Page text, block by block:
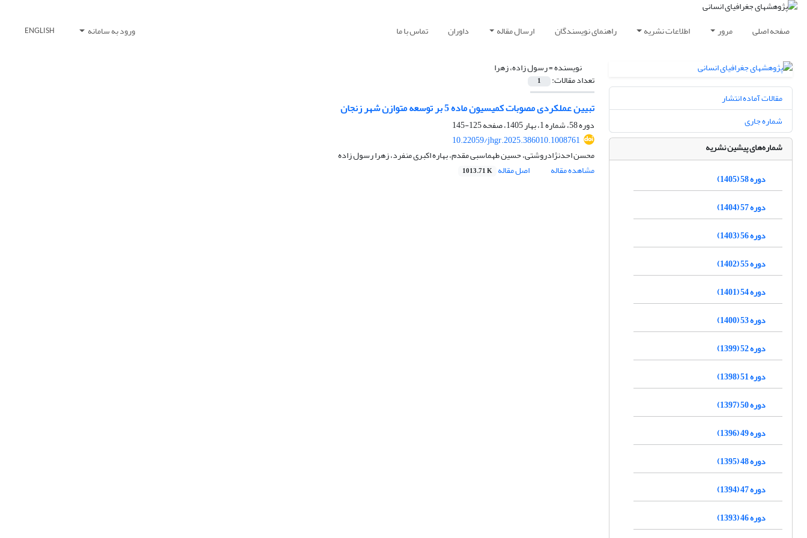
صفحه اصلی مرور اطلاعات نشریه راهنمای نویسندگان ارسال مقاله داوران تماس با ما ورود به سامانه ENGLISH
نویسنده =رسول زاده، زهرا
تعداد مقالات: 1
تبیین عملکردی مصوبات کمیسیون ماده 5 بر توسعه متوازن شهر زنجان
دوره 58، شماره 1، بهار 1405، صفحه
125-145
10.22059/jhgr.2025.386010.1008761
محسن احدنژادروشتی، حسین طهماسبی مقدم، بهاره اکبری منفرد، زهرا رسول زاده
مشاهده مقاله
اصل مقاله 1013.71 K
مقالات آماده انتشار
شماره جاری
شماره‌های پیشین نشریه
دوره 58 (1405)
دوره 57 (1404)
دوره 56 (1403)
دوره 55 (1402)
دوره 54 (1401)
دوره 53 (1400)
دوره 52 (1399)
دوره 51 (1398)
دوره 50 (1397)
دوره 49 (1396)
دوره 48 (1395)
دوره 47 (1394)
دوره 46 (1393)